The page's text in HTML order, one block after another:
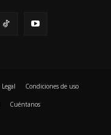
Legal Condiciones de uso
Cuéntanos